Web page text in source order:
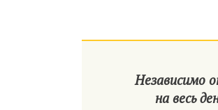
Независимо
на весь